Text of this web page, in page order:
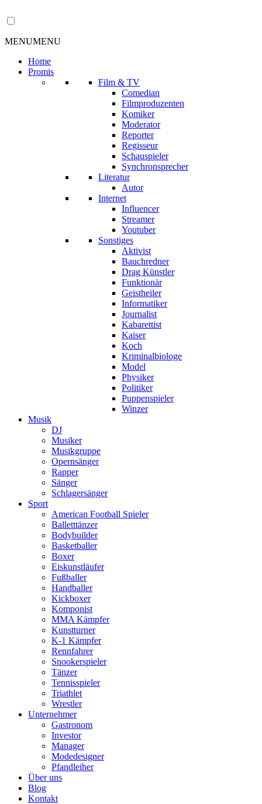
MENUMENU
Home
Promis
Film & TV
Comedian
Filmproduzenten
Komiker
Moderator
Reporter
Regisseur
Schauspieler
Synchronsprecher
Literatur
Autor
Internet
Influencer
Streamer
Youtuber
Sonstiges
Aktivist
Bauchredner
Drag Künstler
Funktionär
Geistheiler
Informatiker
Journalist
Kabarettist
Kaiser
Koch
Kriminalbiologe
Model
Physiker
Politiker
Puppenspieler
Winzer
Musik
DJ
Musiker
Musikgruppe
Opernsänger
Rapper
Sänger
Schlagersänger
Sport
American Football Spieler
Balletttänzer
Bodybuilder
Basketballer
Boxer
Eiskunstläufer
Fußballer
Handballer
Kickboxer
Komponist
MMA Kämpfer
Kunstturner
K-1 Kämpfer
Rennfahrer
Snookerspieler
Tänzer
Tennisspieler
Triathlet
Wrestler
Unternehmer
Gastronom
Investor
Manager
Modedesigner
Pfandleiher
Über uns
Blog
Kontakt